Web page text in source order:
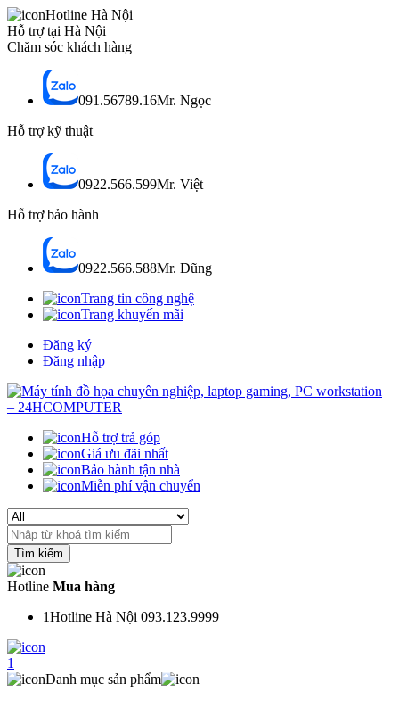
Hotline Hà Nội
Hỗ trợ tại Hà Nội
Chăm sóc khách hàng
091.56789.16Mr. Ngọc
Hỗ trợ kỹ thuật
0922.566.599Mr. Việt
Hỗ trợ bảo hành
0922.566.588Mr. Dũng
Trang tin công nghệ
Trang khuyến mãi
Đăng ký
Đăng nhập
Hỗ trợ trả góp
Giá ưu đãi nhất
Bảo hành tận nhà
Miễn phí vận chuyển
Search
for:
Hotline Mua hàng
1Hotline Hà Nội 093.123.9999
1
Danh mục sản phẩm